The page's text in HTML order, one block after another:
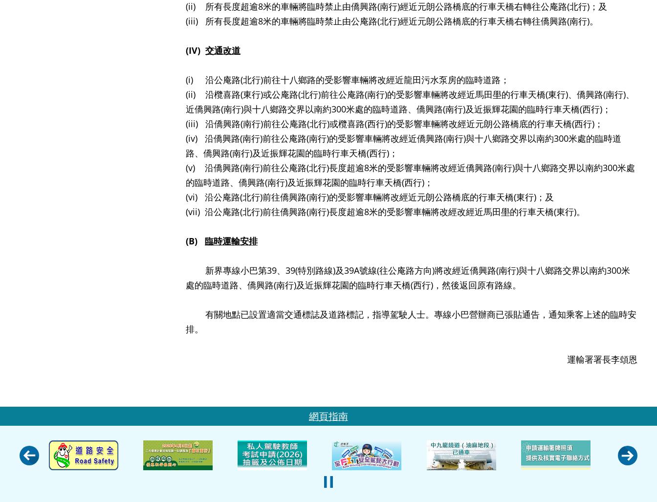
(ii) 所有長度超逾8米的車輛將臨時禁止由僑興路(南行)經近元朗公路橋底的行車天橋右轉往公庵路(北行)；及
(iii) 所有長度超逾8米的車輛將臨時禁止由公庵路(北行)經近元朗公路橋底的行車天橋右轉往僑興路(南行)。
(IV) 交通改道
(i) 沿公庵路(北行)前往十八鄉路的受影響車輛將改經近龍田污水泵房的臨時道路；
(ii) 沿欖喜路(東行)或公庵路(北行)前往公庵路(南行)的受影響車輛將改經近馬田壆的行車天橋(東行)、僑興路(南行)、
近僑興路(南行)與十八鄉路交界以南約300米處的臨時道路、僑興路(南行)及近振輝花園的臨時行車天橋(西行)；
(iii) 沿僑興路(南行)前往公庵路(北行)或欖喜路(西行)的受影響車輛將改經近元朗公路橋底的行車天橋(西行)；
(iv) 沿僑興路(南行)前往公庵路(南行)的受影響車輛將改經近僑興路(南行)與十八鄉路交界以南約300米處的臨時道
路、僑興路(南行)及近振輝花園的臨時行車天橋(西行)；
(v) 沿僑興路(南行)前往公庵路(北行)長度超逾8米的受影響車輛將改經近僑興路(南行)與十八鄉路交界以南約300米處
的臨時道路、僑興路(南行)及近振輝花園的臨時行車天橋(西行)；
(vi) 沿公庵路(北行)前往僑興路(南行)的受影響車輛將改經近元朗公路橋底的行車天橋(東行)；及
(vii) 沿公庵路(北行)前往僑興路(南行)長度超逾8米的受影響車輛將改經改經近馬田壆的行車天橋(東行)。
(B) 臨時運輸安排
新界專線小巴第39、39(特別路線)及39A號線(往公庵路方向)將改經近僑興路(南行)與十八鄉路交界以南約300米
處的臨時道路、僑興路(南行)及近振輝花園的臨時行車天橋(西行)，然後返回原有路線。
有關地點已設置適當交通標誌及道路標記，指導駕駛人士。專線小巴營辦商已張貼通告，通知乘客上述的臨時安
排。
運輸署署長李頌恩
網頁指南